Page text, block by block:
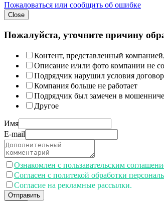
Пожаловаться или сообщить об ошибке
Close
Пожалуйста, уточните причину
Контент, представленный
Описание и/или фото компании не
Подрядчик нарушил условия
Компания больше не работает
Подрядчик был замечен в
Другое
Имя
E-mail
Ознакомлен с пользавательским
Согласен с политекой обработки
Согласие на рекламные рассылки.
Отправить